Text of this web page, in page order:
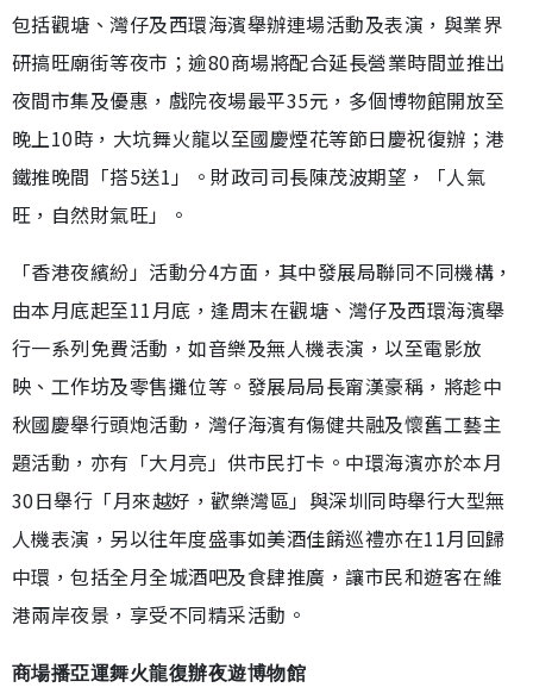
包括觀塘、灣仔及西環海濱舉辦連場活動及表演，與業界
研搞旺廟街等夜市；逾80商場將配合延長營業時間並推出
夜間市集及優惠，戲院夜場最平35元，多個博物館開放至
晚上10時，大坑舞火龍以至國慶煙花等節日慶祝復辦；港
鐵推晚間「搭5送1」。財政司司長陳茂波期望，「人氣
旺，自然財氣旺」。
「香港夜繽紛」活動分4方面，其中發展局聯同不同機構，
由本月底起至11月底，逢周末在觀塘、灣仔及西環海濱舉
行一系列免費活動，如音樂及無人機表演，以至電影放
映、工作坊及零售攤位等。發展局局長甯漢豪稱，將趁中
秋國慶舉行頭炮活動，灣仔海濱有傷健共融及懷舊工藝主
題活動，亦有「大月亮」供市民打卡。中環海濱亦於本月
30日舉行「月來越好，歡樂灣區」與深圳同時舉行大型無
人機表演，另以往年度盛事如美酒佳餚巡禮亦在11月回歸
中環，包括全月全城酒吧及食肆推廣，讓市民和遊客在維
港兩岸夜景，享受不同精采活動。
商場播亞運舞火龍復辦夜遊博物館